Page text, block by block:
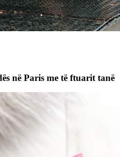
në Paris me të ftuarit tanë